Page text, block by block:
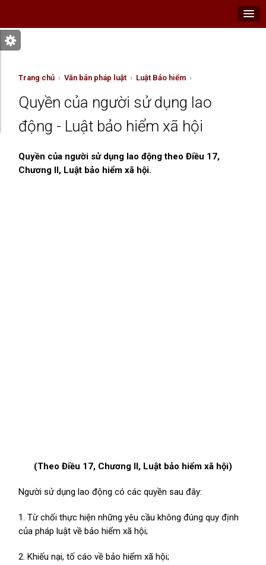
Trang chủ ›Văn bản pháp luật › Luật Bảo hiểm ›
Quyền của người sử dụng lao
động - Luật bảo hiểm xã hội
Quyền của người sử dụng lao động theo Điều 17,
Chương II, Luật bảo hiểm xã hội.
(Theo Điều 17, Chương II, Luật bảo hiểm xã hội)
Người sử dụng lao động có các quyền sau đây:
1. Từ chối thực hiện những yêu cầu không đúng quy định
của pháp luật về bảo hiểm xã hội;
2. Khiếu nại, tố cáo về bảo hiểm xã hội;